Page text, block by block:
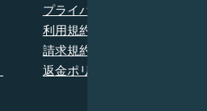
プライバシーポリシー
利用規約
請求規約
返金ポリシー